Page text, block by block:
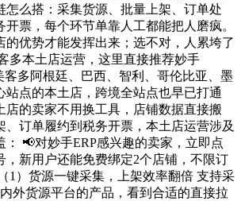
怎么搭：采集货源、批量上架、订单处
票，每个环节单靠人工都能把人磨疯。
的优势才能发挥出来；选不对，人累垮了
多本土店运营，这里直接推荐妙手
客多阿根廷、巴西、智利、哥伦比亚、墨
站点的本土店，跨境全站点也早已打通
的卖家不用换工具，店铺数据直接搬
、订单履约到税务开票，本土店运营涉及
： 📢对妙手ERP感兴趣的卖家，立即点
，新用户还能免费绑定2个店铺，不限订
1）货源一键采集，上架效率翻倍 支持采
外货源平台的产品，看到合适的直接拉